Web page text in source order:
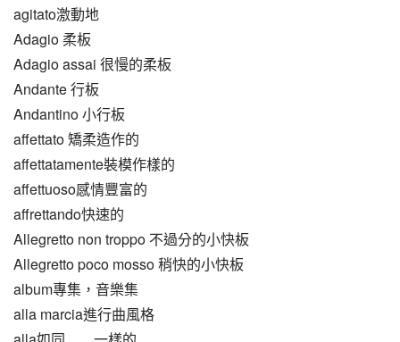
agitato激動地
Adagio 柔板
Adagio assai 很慢的柔板
Andante 行板
Andantino 小行板
affettato 矯柔造作的
affettatamente裝模作樣的
affettuoso感情豐富的
affrettando快速的
Allegretto non troppo 不過分的小快板
Allegretto poco mosso 稍快的小快板
album專集，音樂集
alla marcia進行曲風格